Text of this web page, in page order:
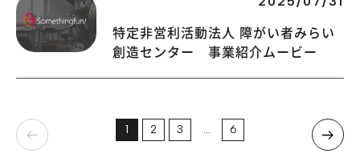
特定非営利活動法人 障がい者みらい
創造センター 事業紹介ムービー
1 2 3 … 6